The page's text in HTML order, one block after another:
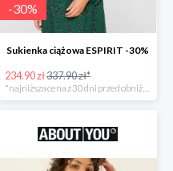
-30%
Sukienka ciążowa ESPIRIT -30%
234.90 zł337.90 zł*
*najniższa cena z 30 dni przed obniżką